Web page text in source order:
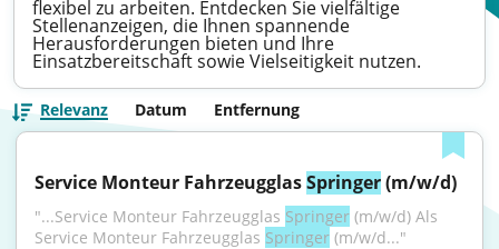
flexibel zu arbeiten. Entdecken Sie vielfältige
Stellenanzeigen, die Ihnen spannende
Herausforderungen bieten und Ihre
Einsatzbereitschaft sowie Vielseitigkeit nutzen.
Relevanz Datum Entfernung
Service Monteur Fahrzeugglas Springer (m/w/d)
"...Service Monteur Fahrzeugglas Springer (m/w/d) Als
Service Monteur Fahrzeugglas Springer (m/w/d..."